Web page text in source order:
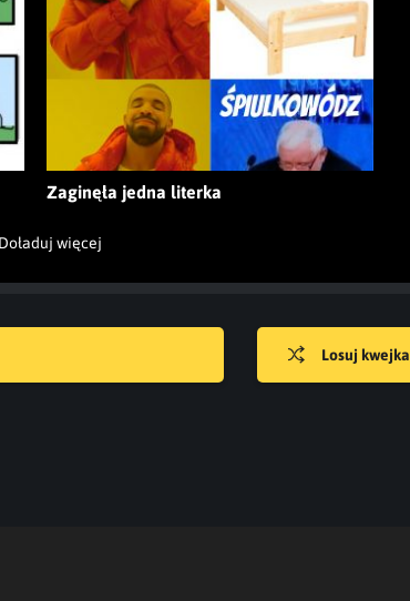
Zaginęła jedna literka
Doładuj więcej
Losuj kwejka